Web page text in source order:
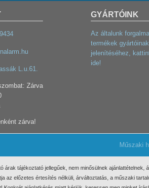
L.u.61.
Zárva
zárva!
GYÁRTÓINK
Az általunk
termékek
jelenítéséhez,
ide!
Műszaki
árak tájékoztató jellegűek, nem minősülnek
az előzetes értesítés nélküli, árváltoztatás, a műszaki